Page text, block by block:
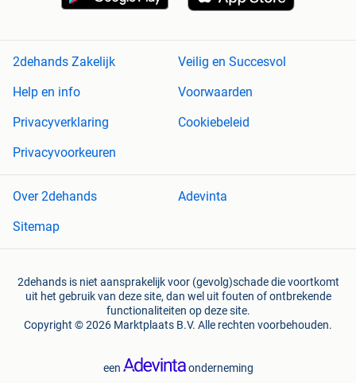
2dehands Zakelijk
Veilig en Succesvol
Help en info
Voorwaarden
Privacyverklaring
Cookiebeleid
Privacyvoorkeuren
Over 2dehands
Adevinta
Sitemap
2dehands is niet aansprakelijk voor (gevolg)schade die voortkomt
uit het gebruik van deze site, dan wel uit fouten of ontbrekende
functionaliteiten op deze site.
Copyright © 2026 Marktplaats B.V. Alle rechten voorbehouden.
een onderneming